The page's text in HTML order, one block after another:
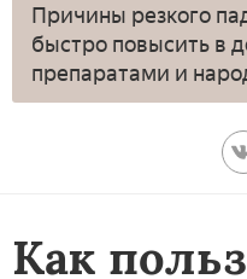
Причины резкого
быстро повысить в
препаратами и
Как